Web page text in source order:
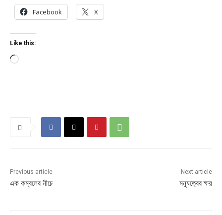
Facebook X
Like this:
L
…
Previous article
এক কম্বলের নীচে
Next article
মনুষত্বের ক্ষয়